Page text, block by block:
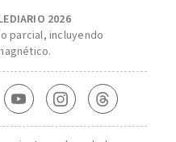
2026
parcial, incluyendo